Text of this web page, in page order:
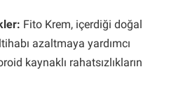
Fito Krem, içerdiği doğal
azaltmaya yardımcı
kaynaklı rahatsızlıkların